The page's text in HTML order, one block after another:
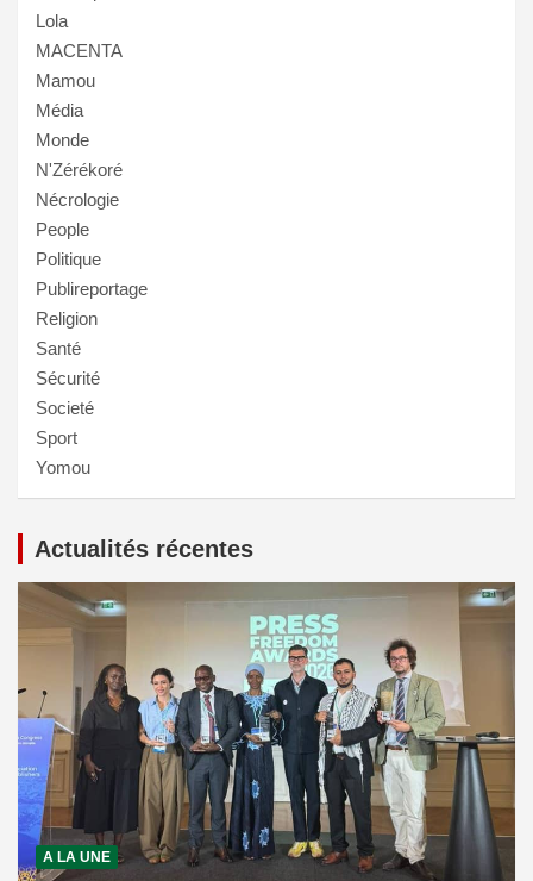
Lola
MACENTA
Mamou
Média
Monde
N'Zérékoré
Nécrologie
People
Politique
Publireportage
Religion
Santé
Sécurité
Societé
Sport
Yomou
Actualités récentes
A LA UNE